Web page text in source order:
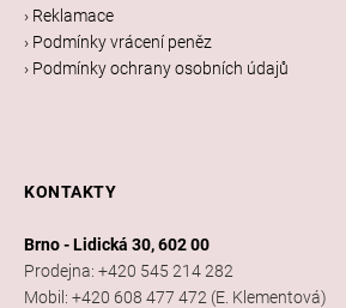
› Reklamace
› Podmínky vrácení peněz
› Podmínky ochrany osobních údajů
KONTAKTY
Brno - Lidická 30, 602 00
Prodejna: +420 545 214 282
Mobil: +420 608 477 472 (E. Klementová)